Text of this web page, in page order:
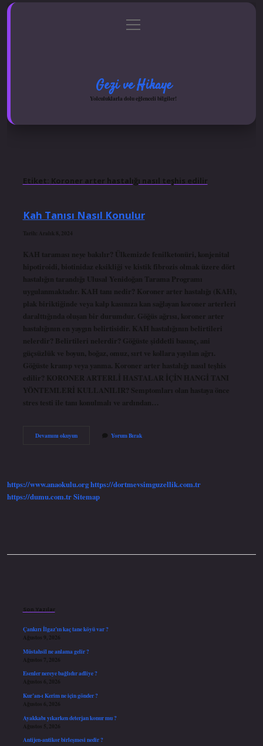
Gizlilik Politikası
menüyü
aç
Gezi ve Hikaye
Yolculuklarla dolu eğlenceli bilgiler!
Etiket: Koroner arter hastalığı nasıl teşhis edilir
Kah Tanısı Nasıl Konulur
Tarih: Aralık 8, 2024
KAH taraması neye bakılır? Ülkemizde fenilketonüri, konjenital
hipotiroidi, biotinidaz eksikliği ve kistik fibrozis olmak üzere dört
hastalığın tarandığı Ulusal Yenidoğan Tarama Programı
uygulanmaktadır. KAH tanı nedir? Koroner arter hastalığı (KAH),
plak biriktiğinde veya kalp kasınıza kan sağlayan koroner arterleri
daralttığında oluşan bir durumdur. Göğüs ağrısı, koroner arter
hastalığının en yaygın belirtisidir. KAH hastalığının belirtileri
nelerdir? Belirtileri nelerdir? Göğüste şiddetli basınç, ani
güçsüzlük ve boyun, boğaz, omuz, sırt ve kollara yayılan ağrı.
Göğüste kramp veya yanma. Koroner arter hastalığı nasıl teşhis
edilir? KORONER ARTERLİ HASTALAR İÇİN HANGİ TANI
YÖNTEMLERİ KULLANILIR? Semptomları olan hastaya önce
stres testi ile tanı konulmalı ve ardından…
Devamını okuyunKah
Yorum Bırak
https://www.anaokulu.orghttps://dortmevsimguzellik.com.tr
https://dumu.com.trSitemap
Son Yazılar
Çankırı İlgaz’ın kaç tane köyü var ?
Ağustos 9, 2026
Müstahsil ne anlama gelir ?
Ağustos 7, 2026
Esenler nereye bağlıdır adliye ?
Ağustos 6, 2026
Kur’an-ı Kerim ne için gönder ?
Ağustos 6, 2026
Ayakkabı yıkarken deterjan konur mu ?
Ağustos 5, 2026
Antijen-antikor birleşmesi nedir ?